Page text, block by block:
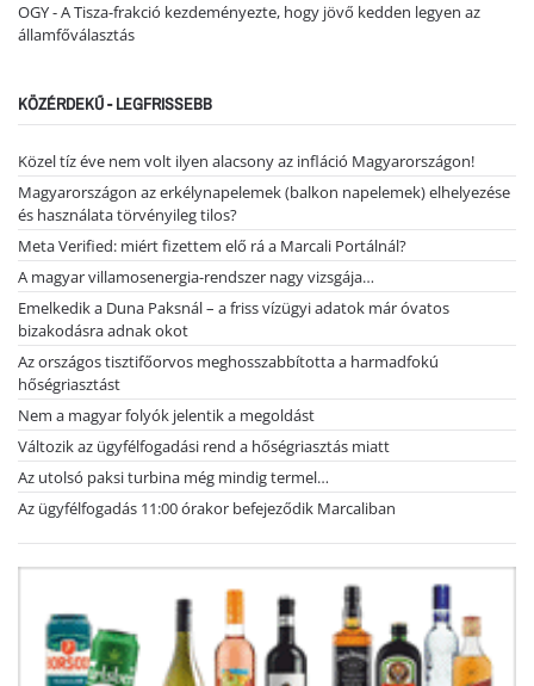
OGY - A Tisza-frakció kezdeményezte, hogy jövő kedden legyen az
államfőválasztás
KÖZÉRDEKŰ - LEGFRISSEBB
Közel tíz éve nem volt ilyen alacsony az infláció Magyarországon!
Magyarországon az erkélynapelemek (balkon napelemek) elhelyezése
és használata törvényileg tilos?
Meta Verified: miért fizettem elő rá a Marcali Portálnál?
A magyar villamosenergia-rendszer nagy vizsgája…
Emelkedik a Duna Paksnál – a friss vízügyi adatok már óvatos
bizakodásra adnak okot
Az országos tisztifőorvos meghosszabbította a harmadfokú
hőségriasztást
Nem a magyar folyók jelentik a megoldást
Változik az ügyfélfogadási rend a hőségriasztás miatt
Az utolsó paksi turbina még mindig termel…
Az ügyfélfogadás 11:00 órakor befejeződik Marcaliban